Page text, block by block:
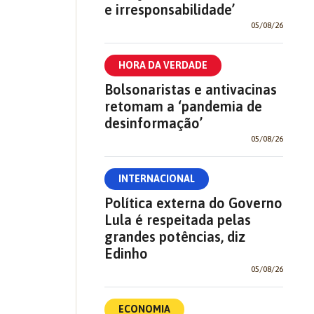
e irresponsabilidade’
05/08/26
HORA DA VERDADE
Bolsonaristas e antivacinas
retomam a ‘pandemia de
desinformação’
05/08/26
INTERNACIONAL
Política externa do Governo
Lula é respeitada pelas
grandes potências, diz
Edinho
05/08/26
ECONOMIA